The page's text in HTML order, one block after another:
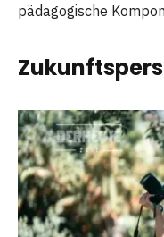
pädagogische